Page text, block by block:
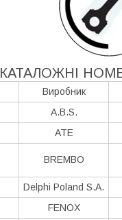
КАТАЛОЖНІ
Виробник
A.B.S.
ATE
BREMBO
Delphi Poland S.А.
FENOX